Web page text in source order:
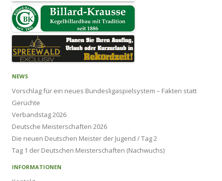
NEWS
Vorschlag für ein neues Bundesligaspielsystem – Fakten statt
Gerüchte
Verbandstag 2026
Deutsche Meisterschaften 2026
Die neuen Deutschen Meister der Jugend / Tag 2
Tag 1 der Deutschen Meisterschaften (Nachwuchs)
INFORMATIONEN